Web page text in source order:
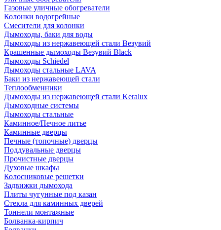
Газовые уличные обогреватели
Колонки водогрейные
Смесители для колонки
Дымоходы, баки для воды
Дымоходы из нержавеющей стали Везувий
Крашенные дымоходы Везувий Black
Дымоходы Schiedel
Дымоходы стальные LAVA
Баки из нержавеющей стали
Теплообменники
Дымоходы из нержавеющей стали Keralux
Дымоходные системы
Дымоходы стальные
Каминное/Печное литье
Каминные дверцы
Печные (топочные) дверцы
Поддувальные дверцы
Прочистные дверцы
Духовые шкафы
Колосниковые решетки
Задвижки дымохода
Плиты чугунные под казан
Стекла для каминных дверей
Тоннели монтажные
Болванка-кирпич